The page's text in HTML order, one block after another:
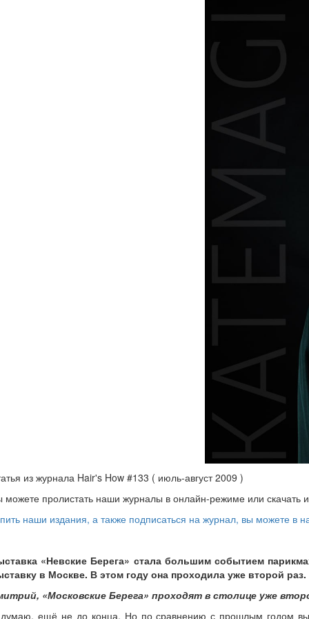
из журнала Hair's How #133 ( июль-август 2009 )
можете пролистать наши журналы в онлайн-режиме или
наши издания, а также подписаться на журнал, вы можете в
«Невские Берега» стала большим событием
в Москве. В этом году она проходила уже второй
«Московские Берега» проходят в столице уже
ещё не до конца. Но по сравнению с прошлым годом